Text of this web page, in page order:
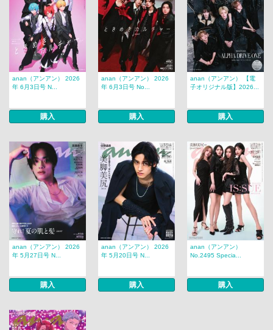
anan（アンアン） 2026
年 6月3日号 N...
購入
anan（アンアン） 2026
年 6月3日号 No...
購入
anan（アンアン） 【電
子オリジナル版】2026...
購入
anan（アンアン） 2026
年 5月27日号 N...
購入
anan（アンアン） 2026
年 5月20日号 N...
購入
anan（アンアン）
No.2495 Specia...
購入